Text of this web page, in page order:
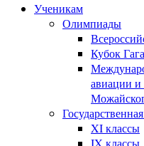
Ученикам
Олимпиады
Кубок
авиации
XI классы
IX классы